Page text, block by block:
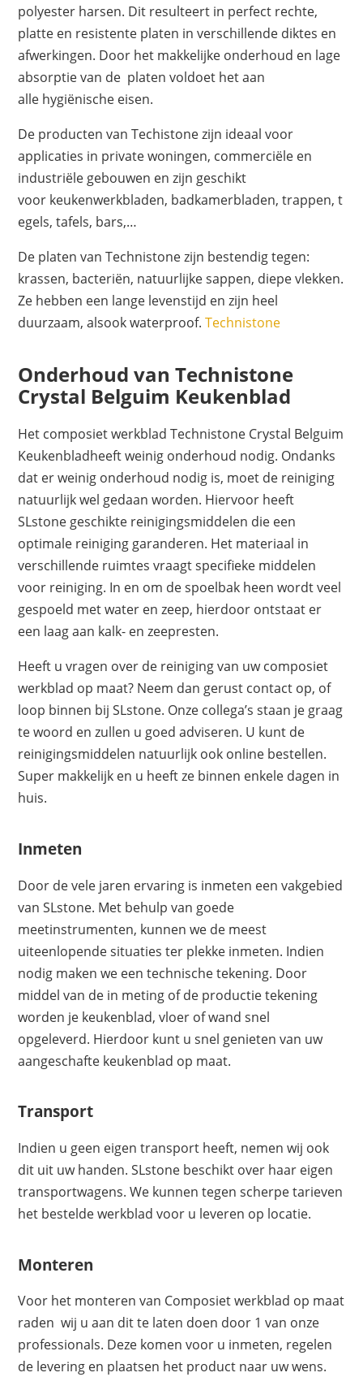
polyester harsen. Dit resulteert in perfect rechte,
platte en resistente platen in verschillende diktes en
afwerkingen. Door het makkelijke onderhoud en lage
absorptie van de platen voldoet het aan
alle hygiënische eisen.
De producten van Techistone zijn ideaal voor
applicaties in private woningen, commerciële en
industriële gebouwen en zijn geschikt
voor keukenwerkbladen, badkamerbladen, trappen, t
egels, tafels, bars,…
De platen van Technistone zijn bestendig tegen:
krassen, bacteriën, natuurlijke sappen, diepe vlekken.
Ze hebben een lange levenstijd en zijn heel
duurzaam, alsook waterproof.Technistone
Onderhoud van Technistone
Crystal Belguim Keukenblad
Het composiet werkblad Technistone Crystal Belguim
Keukenbladheeft weinig onderhoud nodig. Ondanks
dat er weinig onderhoud nodig is, moet de reiniging
natuurlijk wel gedaan worden. Hiervoor heeft
SLstone geschikte reinigingsmiddelen die een
optimale reiniging garanderen. Het materiaal in
verschillende ruimtes vraagt specifieke middelen
voor reiniging. In en om de spoelbak heen wordt veel
gespoeld met water en zeep, hierdoor ontstaat er
een laag aan kalk- en zeepresten.
Heeft u vragen over de reiniging van uw composiet
werkblad op maat? Neem dan gerust contact op, of
loop binnen bij SLstone. Onze collega’s staan je graag
te woord en zullen u goed adviseren. U kunt de
reinigingsmiddelen natuurlijk ook online bestellen.
Super makkelijk en u heeft ze binnen enkele dagen in
huis.
Inmeten
Door de vele jaren ervaring is inmeten een vakgebied
van SLstone. Met behulp van goede
meetinstrumenten, kunnen we de meest
uiteenlopende situaties ter plekke inmeten. Indien
nodig maken we een technische tekening. Door
middel van de in meting of de productie tekening
worden je keukenblad, vloer of wand snel
opgeleverd. Hierdoor kunt u snel genieten van uw
aangeschafte keukenblad op maat.
Transport
Indien u geen eigen transport heeft, nemen wij ook
dit uit uw handen. SLstone beschikt over haar eigen
transportwagens. We kunnen tegen scherpe tarieven
het bestelde werkblad voor u leveren op locatie.
Monteren
Voor het monteren van Composiet werkblad op maat
raden wij u aan dit te laten doen door 1 van onze
professionals. Deze komen voor u inmeten, regelen
de levering en plaatsen het product naar uw wens.